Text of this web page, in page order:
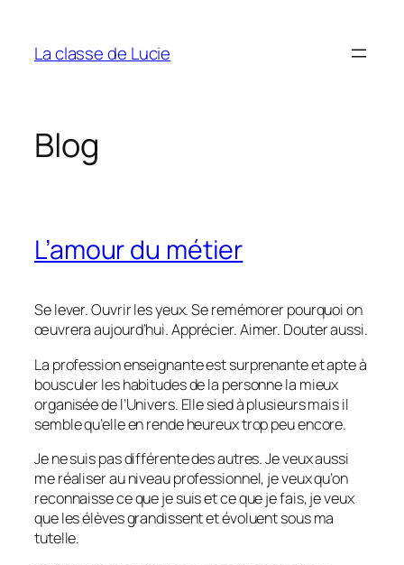
contenu
La classe de Lucie
Blog
L’amour du métier
Se lever. Ouvrir les yeux. Se remémorer pourquoi on
œuvrera aujourd’hui. Apprécier. Aimer. Douter aussi.
La profession enseignante est surprenante et apte à
bousculer les habitudes de la personne la mieux
organisée de l’Univers. Elle sied à plusieurs mais il
semble qu’elle en rende heureux trop peu encore.
Je ne suis pas différente des autres. Je veux aussi
me réaliser au niveau professionnel, je veux qu’on
reconnaisse ce que je suis et ce que je fais, je veux
que les élèves grandissent et évoluent sous ma
tutelle.